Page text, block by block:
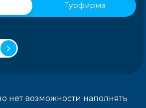
Турфирма
нет возможности наполнять